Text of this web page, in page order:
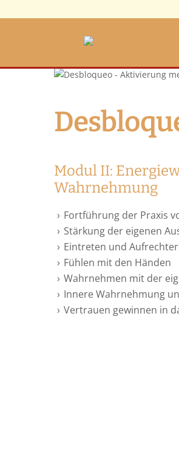
Modul II:
Wahrnehmung
Fortführung der Praxis
Stärkung der eigenen
Eintreten und
Fühlen mit den Händen
Wahrnehmen mit der
Innere Wahrnehmung
Vertrauen gewinnen in